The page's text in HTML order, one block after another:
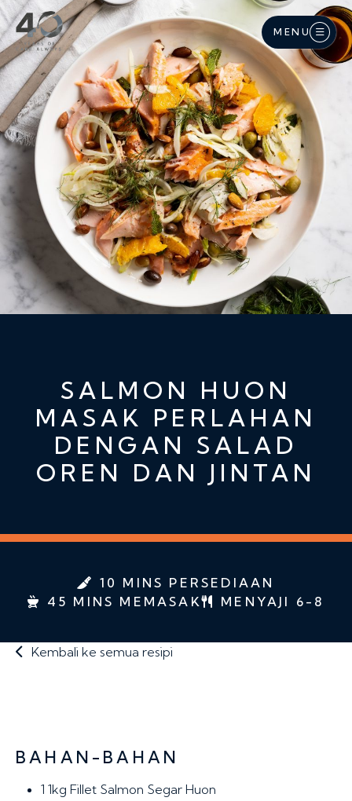
Langkau ke kandungan utama
MENU
SALMON HUON
MASAK PERLAHAN
DENGAN SALAD
OREN DAN JINTAN
10 MINS PERSEDIAAN
45 MINS MEMASAK
MENYAJI 6-8
Kembali ke semua resipi
BAHAN-BAHAN
1 1kg Fillet Salmon Segar Huon